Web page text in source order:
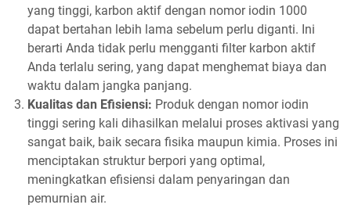
yang tinggi, karbon aktif dengan nomor iodin 1000
dapat bertahan lebih lama sebelum perlu diganti. Ini
berarti Anda tidak perlu mengganti filter karbon aktif
Anda terlalu sering, yang dapat menghemat biaya dan
waktu dalam jangka panjang.
Kualitas dan Efisiensi: Produk dengan nomor iodin
tinggi sering kali dihasilkan melalui proses aktivasi yang
sangat baik, baik secara fisika maupun kimia. Proses ini
menciptakan struktur berpori yang optimal,
meningkatkan efisiensi dalam penyaringan dan
pemurnian air.